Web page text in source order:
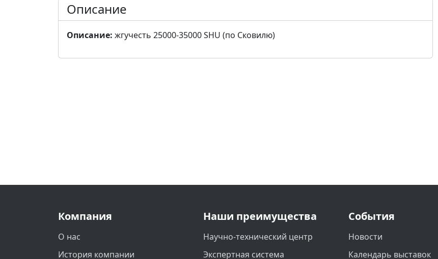
Описание
Описание: жгучесть 25000-35000 SHU (по Сковилю)
Компания
О нас
История компании
Наши преимущества
Научно-технический центр
Экспертная система
События
Новости
Календарь выставок